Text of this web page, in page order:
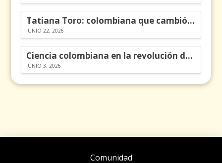
Tatiana Toro: colombiana que cambió la historia de las matemáticas
JUNIO 22, 2026
Ciencia colombiana en la revolución de los órganos en chips
JUNIO 3, 2026
Comunidad